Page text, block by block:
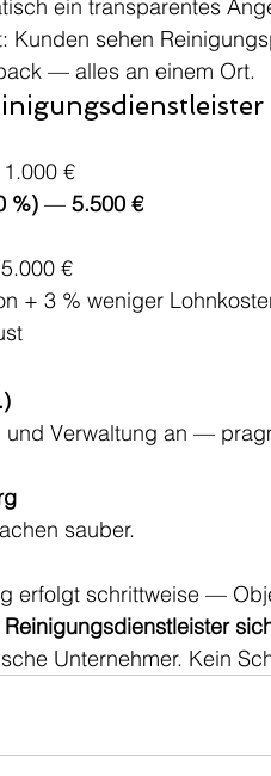
ein transparentes
Kunden sehen
— alles an einem Ort.
€
%) — 5.500 €
€
+ 3 % weniger
und Verwaltung an —
sauber.
erfolgt schrittweise —
Unternehmer. Kein